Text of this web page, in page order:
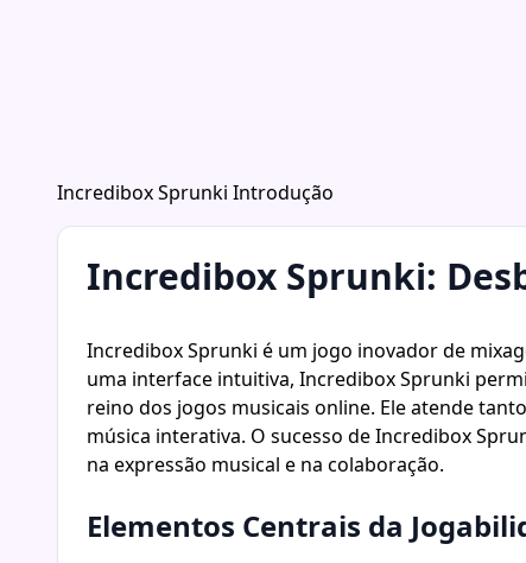
Incredibox Sprunki Introdução
Incredibox Sprunki:
Incredibox Sprunki é um jogo inovador de
uma interface intuitiva, Incredibox Sprunki
reino dos jogos musicais online. Ele atende
música interativa. O sucesso de Incredibox
na expressão musical e na colaboração.
Elementos Centrais da